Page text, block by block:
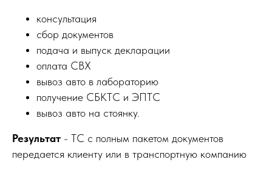
консультация
сбор документов
подача и выпуск декларации
оплата СВХ
вывоз авто в лабораторию
получение СБКТС и ЭПТС
вывоз авто на стоянку.
Результат - ТС с полным пакетом документов
передается клиенту или в транспортную компанию